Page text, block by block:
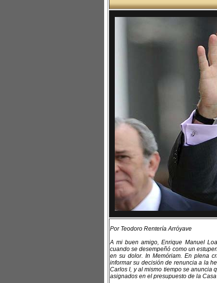
Por Teodoro Rentería Arróyave
A mi buen amigo, Enrique Manuel
cuando se desempeñó como un
en su dolor. In Memóriam. En plena
informar su decisión de renuncia a la
Carlos I, y al mismo tiempo se anuncia
asignados en el presupuesto de la